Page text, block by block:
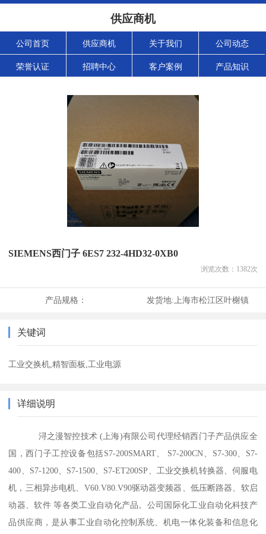
供应商机
公司首页 供应商机 关于我们 公司动态
荣誉认证 招聘中心 客户案例 产品知识
SIEMENS西门子 6ES7 232-4HD32-0XB0
浏览次数： 1382次
产品规格： 发货地: 上海市松江区叶榭镇
关键词
工业交换机,精智面板,工业电源
详细说明
浔之漫智控技术 (上海)有限公司代理经销西门子产品供应全
国，西门子工控设备包括S7-200SMART、 S7-200CN、S7-300、S7-
400、S7-1200、S7-1500、S7-ET200SP、工业交换机转换器、伺服电
机，三相异步电机、V60.V80.V90驱动器变频器、低压断路器、软启
动器、软件 等各类工业自动化产品。公司国际化工业自动化科技产
品供应商，是从事工业自动化控制系统、机电一体化装备和信息化